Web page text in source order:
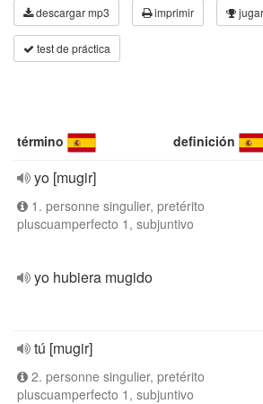
descargar mp3 imprimir jugar
test de práctica
término definición
yo [mugir]
1. personne singulier, pretérito
pluscuamperfecto 1, subjuntivo
yo hubiera mugido
tú [mugir]
2. personne singulier, pretérito
pluscuamperfecto 1, subjuntivo